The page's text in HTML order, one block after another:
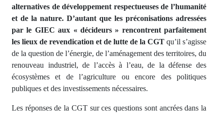
alternatives de développement respectueuses de l’humanité
et de la nature. D’autant que les préconisations adressées
par le GIEC aux « décideurs » rencontrent parfaitement
les lieux de revendication et de lutte de la CGT qu’il s’agisse
de la question de l’énergie, de l’aménagement des territoires, du
renouveau industriel, de l’accès à l’eau, de la défense des
écosystèmes et de l’agriculture ou encore des politiques
publiques et des investissements nécessaires.
Les réponses de la CGT sur ces questions sont ancrées dans la